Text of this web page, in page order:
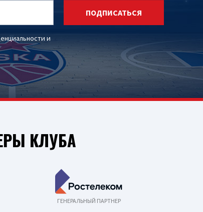
и
ПОДПИСАТЬСЯ
КЛУБА
ГЕНЕРАЛЬНЫЙ ПАРТНЕР